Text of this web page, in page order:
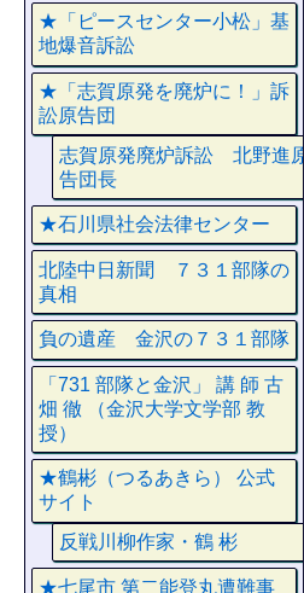
★「ピースセンター小松」基
地爆音訴訟
★「志賀原発を廃炉に！」訴
訟原告団
志賀原発廃炉訴訟 北野進原
告団長
★石川県社会法律センター
北陸中日新聞 ７３１部隊の
真相
負の遺産 金沢の７３１部隊
「731 部隊と金沢」 講 師 古
畑 徹 （金沢大学文学部 教
授）
★鶴彬（つるあきら） 公式
サイト
反戦川柳作家・鶴 彬
★七尾市 第二能登丸遭難事